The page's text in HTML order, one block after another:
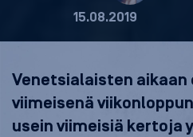
15.08.2019
Venetsialaisten aikaan
viimeisenä
usein viimeisiä kertoja